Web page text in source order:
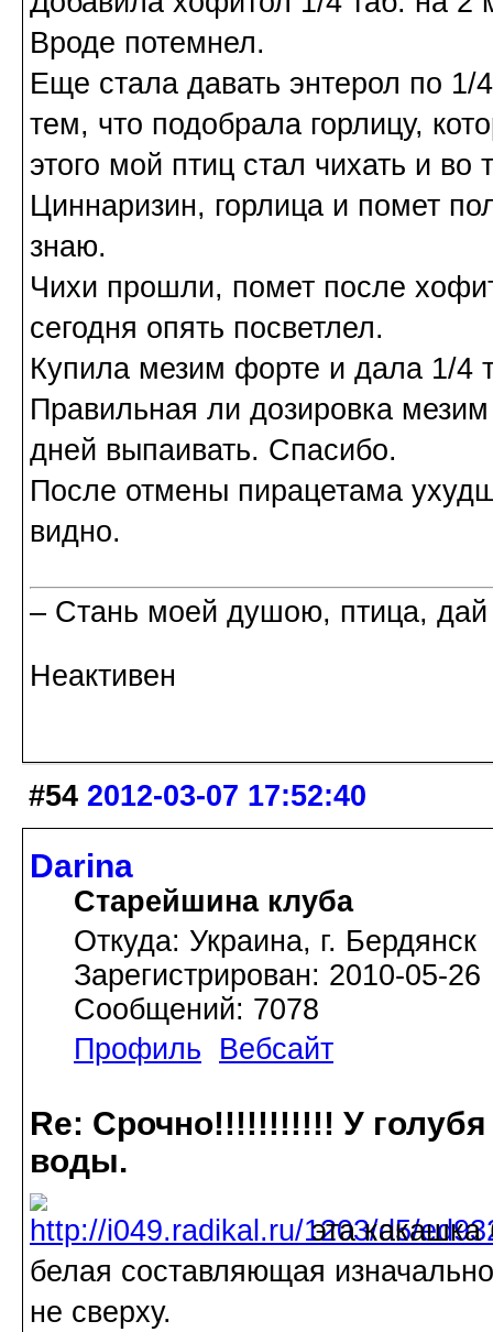
Вроде потемнел.
Еще стала давать энтерол по 1/
тем, что подобрала горлицу,
этого мой птиц стал чихать и во
Циннаризин, горлица и помет
знаю.
Чихи прошли, помет после
сегодня опять посветлел.
Купила мезим форте и дала 1/4
Правильная ли дозировка
дней выпаивать. Спасибо.
После отмены пирацетама
видно.
– Стань моей душою, птица,
Неактивен
#54 2012-03-07 17:52:40
Darina
Старейшина клуба
Откуда: Украина, г. Бердянск
Зарегистрирован: 2010-05-26
Сообщений: 7078
Профиль
Вебсайт
Re: Срочно!!!!!!!!!!! У
воды.
эта какашка
белая составляющая
не сверху.